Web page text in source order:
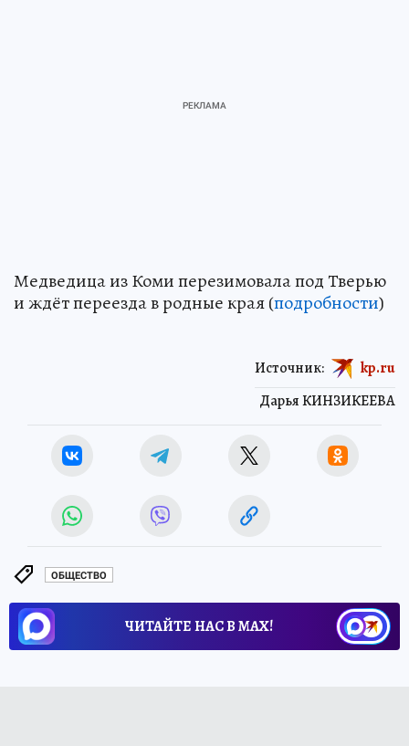
Медведица из Коми перезимовала под Тверью
и ждёт переезда в родные края (подробности)
Дарья КИНЗИКЕЕВА
Источник: kp.ru
ОБЩЕСТВО
ЧИТАЙТЕ НАС В МАХ!